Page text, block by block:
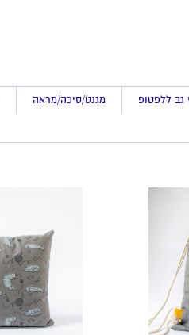
גב ללפטופ מגנט/סיכה/מראה